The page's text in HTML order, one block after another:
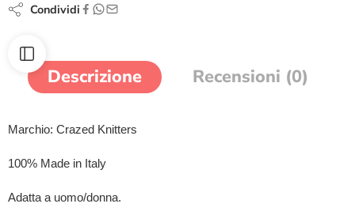
Condividi
Descrizione Recensioni (0)
Marchio: Crazed Knitters
100% Made in Italy
Adatta a uomo/donna.